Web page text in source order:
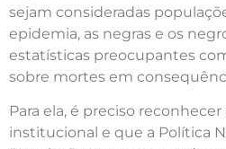
sejam consideradas
epidemia, as negras e os
estatísticas preocupantes
sobre mortes em
Para ela, é preciso
institucional e que a Política